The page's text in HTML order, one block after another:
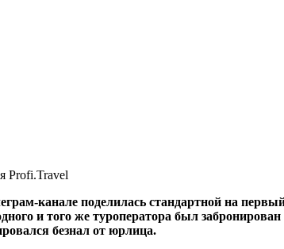
Profi.Travel
канале поделилась стандартной на
и того же туроператора был
безнал от юрлица.